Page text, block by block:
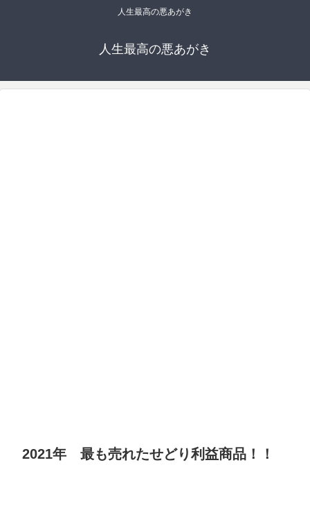
人生最高の悪あがき
人生最高の悪あがき
2021年 最も売れたせどり利益商品！！